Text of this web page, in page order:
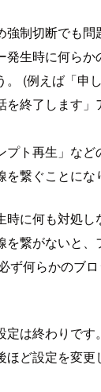
強制切断でも
発生時に何らか
。 (例えば「申
を終了します」
プト再生」など
繋ぐことにな
時に何も対処
を繋がないと
ず何らかのブ
定は終わりです
ほど設定を変更